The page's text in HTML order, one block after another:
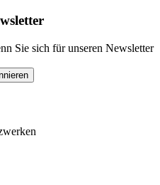
Sie sich für unseren Newsletter